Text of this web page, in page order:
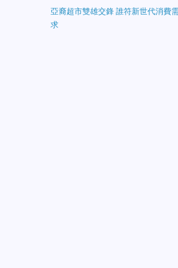
亞裔超市雙雄交鋒 誰符新世代消費
求